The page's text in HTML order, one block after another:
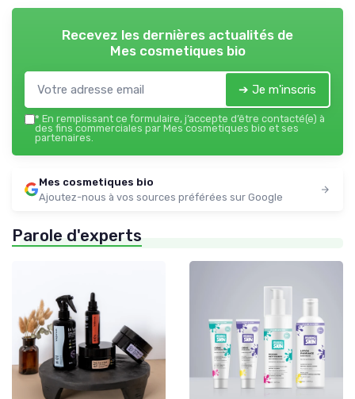
Recevez les dernières actualités de
Mes cosmetiques bio
➔ Je m'inscris
* En remplissant ce formulaire, j’accepte d’être contacté(e) à
des fins commerciales par Mes cosmetiques bio et ses
partenaires.
Mes cosmetiques bio
Ajoutez-nous à vos sources préférées sur Google
Parole d'experts